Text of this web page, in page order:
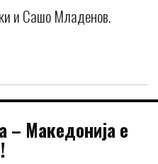
и Сашо Младенов.
– Македонија е